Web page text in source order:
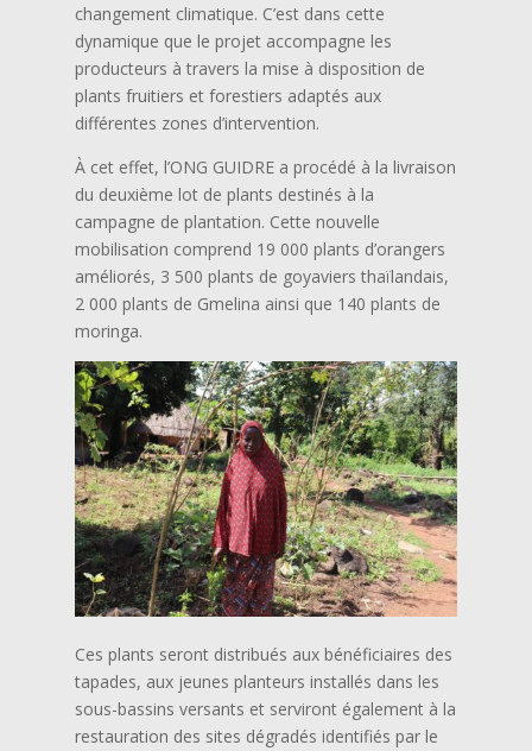
changement climatique. C’est dans cette
dynamique que le projet accompagne les
producteurs à travers la mise à disposition de
plants fruitiers et forestiers adaptés aux
différentes zones d’intervention.
À cet effet, l’ONG GUIDRE a procédé à la livraison
du deuxième lot de plants destinés à la
campagne de plantation. Cette nouvelle
mobilisation comprend 19 000 plants d’orangers
améliorés, 3 500 plants de goyaviers thaïlandais,
2 000 plants de Gmelina ainsi que 140 plants de
moringa.
Ces plants seront distribués aux bénéficiaires des
tapades, aux jeunes planteurs installés dans les
sous-bassins versants et serviront également à la
restauration des sites dégradés identifiés par le